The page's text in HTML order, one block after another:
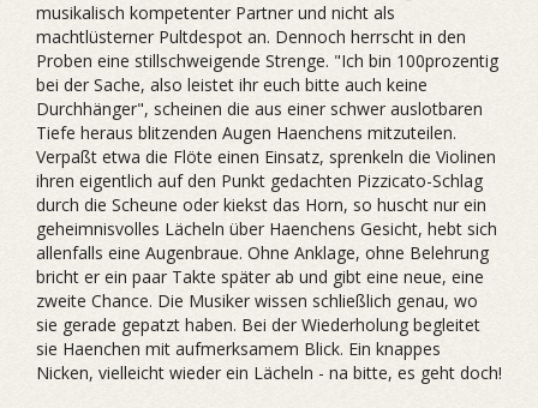
musikalisch kompetenter Partner und nicht als
machtlüsterner Pultdespot an. Dennoch herrscht in den
Proben eine stillschweigende Strenge. "Ich bin 100prozentig
bei der Sache, also leistet ihr euch bitte auch keine
Durchhänger", scheinen die aus einer schwer auslotbaren
Tiefe heraus blitzenden Augen Haenchens mitzuteilen.
Verpaßt etwa die Flöte einen Einsatz, sprenkeln die Violinen
ihren eigentlich auf den Punkt gedachten Pizzicato-Schlag
durch die Scheune oder kiekst das Horn, so huscht nur ein
geheimnisvolles Lächeln über Haenchens Gesicht, hebt sich
allenfalls eine Augenbraue. Ohne Anklage, ohne Belehrung
bricht er ein paar Takte später ab und gibt eine neue, eine
zweite Chance. Die Musiker wissen schließlich genau, wo
sie gerade gepatzt haben. Bei der Wiederholung begleitet
sie Haenchen mit aufmerksamem Blick. Ein knappes
Nicken, vielleicht wieder ein Lächeln - na bitte, es geht doch!